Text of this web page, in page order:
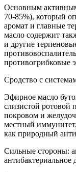
Основным активным
70-85%), который
аромат и главные
масло содержит
и другие
противогрибковые
Сродство с
Эфирное масло
слизистой
покровом и
местный
как природный
Сильные стороны:
антибактериальное